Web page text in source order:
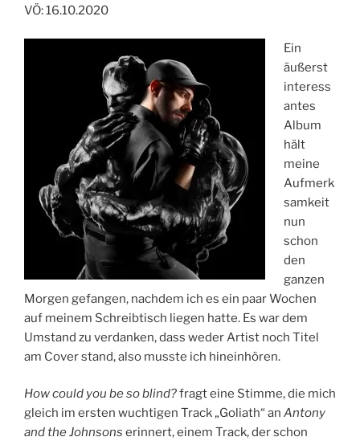
E
VÖ: 16.10.2020
Ein
äußerst
interess
antes
Album
hält
meine
Aufmerk
samkeit
nun
schon
den
ganzen
Morgen gefangen, nachdem ich es ein paar Wochen
auf meinem Schreibtisch liegen hatte. Es war dem
Umstand zu verdanken, dass weder Artist noch Titel
am Cover stand, also musste ich hineinhören.
How could you be so blind?fragt eine Stimme, die mich
gleich im ersten wuchtigen Track „Goliath“ an Antony
and the Johnsons erinnert, einem Track, der schon